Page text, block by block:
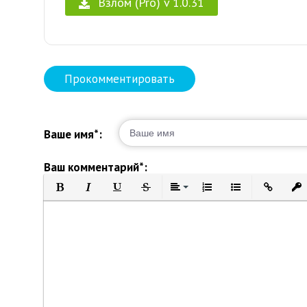
Прокомментировать
Ваше имя*:
Ваш комментарий*:
Полужирный
КурсивПодчеркнутый
ЗачеркнутыйВыравнивание
Нумерованный список
Маркированный
Вставить